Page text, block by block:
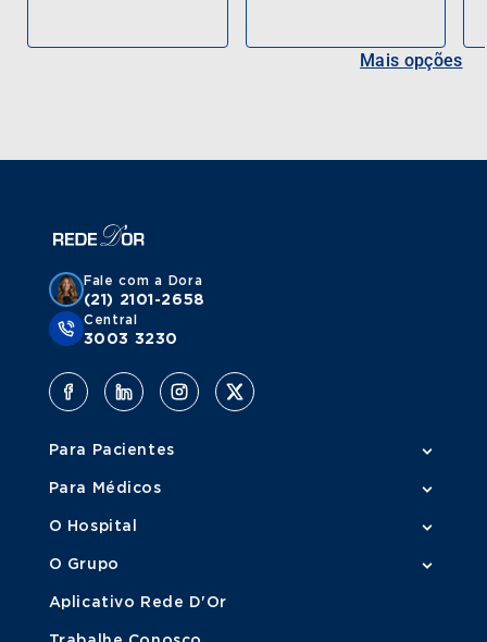
Mais opções
Fale com a Dora
(21) 2101-2658
Central
3003 3230
Para Pacientes
Para Médicos
O Hospital
O Grupo
Aplicativo Rede D'Or